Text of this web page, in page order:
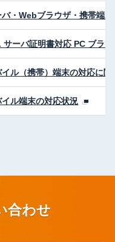
バ・Webブラウザ・携帯端
サーバ証明書対応 PC ブラ
イル（携帯）端末の対応に関
イル端末の対応状況
合わせ